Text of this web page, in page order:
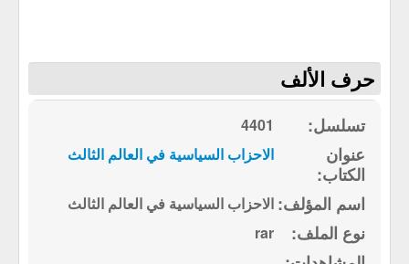
حرف الألف
4401
الاحزاب السياسية في العالم الثالث
الاحزاب السياسية في العالم الثالث
rar